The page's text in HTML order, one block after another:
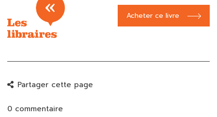
Acheter ce livre
Partager cette page
0 commentaire